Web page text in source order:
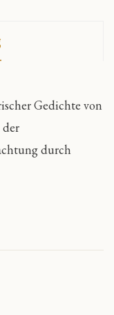
Gedichte von
durch